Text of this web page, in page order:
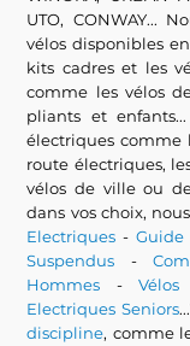
UTO, CONWAY...
vélos disponibles
kits cadres et les
comme les vélos
pliants et
électriques comme
route électriques,
vélos de ville ou
dans vos choix,
Electriques -Guide
Suspendus -
Hommes -
Electriques Seniors
discipline, comme